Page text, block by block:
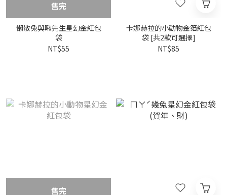
售完
懶散兔與啾先生星幻金紅包
袋
NT$55
卡娜赫拉的小動物金箔紅包
袋 [共2款可選擇]
NT$85
售完